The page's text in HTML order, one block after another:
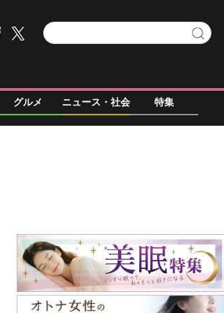
グルメ ニュース・社会 特集